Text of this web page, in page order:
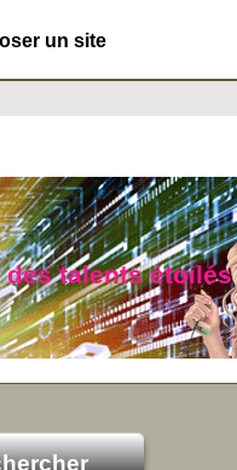
un site
talents étoilés